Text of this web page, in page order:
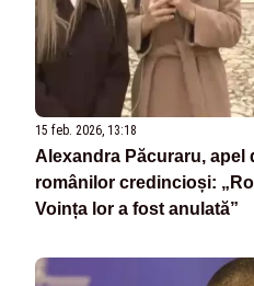
15 feb. 2026, 13:18
Alexandra Păcuraru, apel
românilor credincioși:
Voința lor a fost anulată”